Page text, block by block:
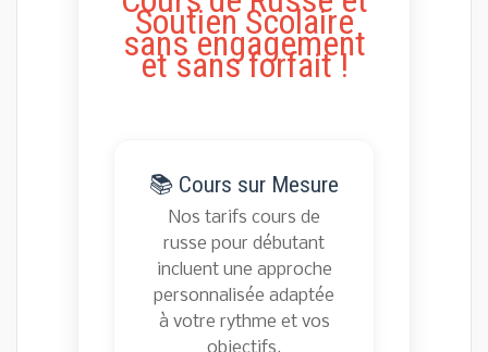
Soutien Scolaire
sans engagement
et sans forfait !
📚 Cours sur Mesure
Nos tarifs cours de
russe pour débutant
incluent une approche
personnalisée adaptée
à votre rythme et vos
objectifs.